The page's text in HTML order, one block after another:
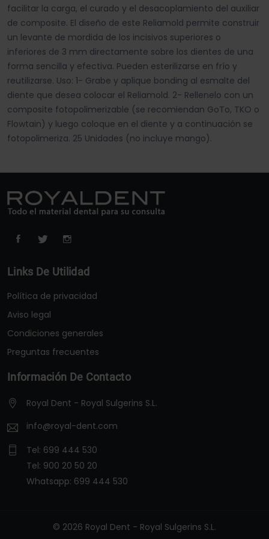
facilitar la carga, el curado y el desacoplamiento del auxiliar
de composite. El diseño de este Reliamold permite construir
un levante de mordida de los incisivos superiores o
inferiores de 3 mm directamente sobre los dientes de una
forma sencilla y efectiva. Pueden esterilizarse en frío y
reutilizarse. Uso: 1- Grabe y aplique bonding al esmalte del
diente que desea colocar el Reliamold. 2- Rellenelo con un
composite fotopolimerizable (se recomiendan GoTo, TKO o
Flowtain) y luego coloque en el diente y a continuación se
fotopolimeriza. 25 Unidades (no incluye mango).
Links De Utilidad
Política de privacidad
Aviso legal
Condiciones generales
Preguntas frecuentes
Información De Contacto
Royal Dent - Royal Sulgerins S.L.
info@royal-dent.com
Tel: 699 444 530
Tel: 900 20 50 20
Whatsapp: 699 444 530
© 2026 Royal Dent - Royal Sulgerins S.L.